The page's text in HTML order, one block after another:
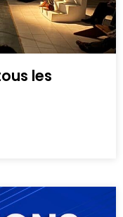
les